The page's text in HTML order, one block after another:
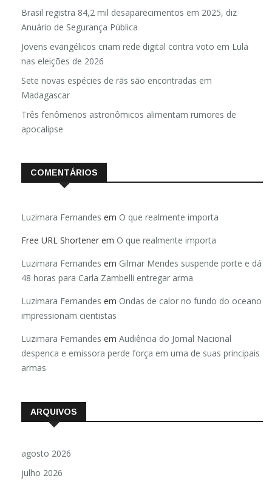
Brasil registra 84,2 mil desaparecimentos em 2025, diz
Anuário de Segurança Pública
Jovens evangélicos criam rede digital contra voto em Lula
nas eleições de 2026
Sete novas espécies de rãs são encontradas em
Madagascar
Três fenômenos astronômicos alimentam rumores de
apocalipse
COMENTÁRIOS
Luzimara Fernandes em O que realmente importa
Free URL Shortener em O que realmente importa
Luzimara Fernandes em Gilmar Mendes suspende porte e dá
48 horas para Carla Zambelli entregar arma
Luzimara Fernandes em Ondas de calor no fundo do oceano
impressionam cientistas
Luzimara Fernandes em Audiência do Jornal Nacional
despenca e emissora perde força em uma de suas principais
armas
ARQUIVOS
agosto 2026
julho 2026